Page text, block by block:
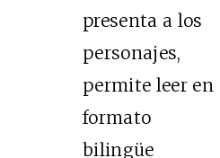
presenta a los
personajes,
permite leer en
formato
bilingüe